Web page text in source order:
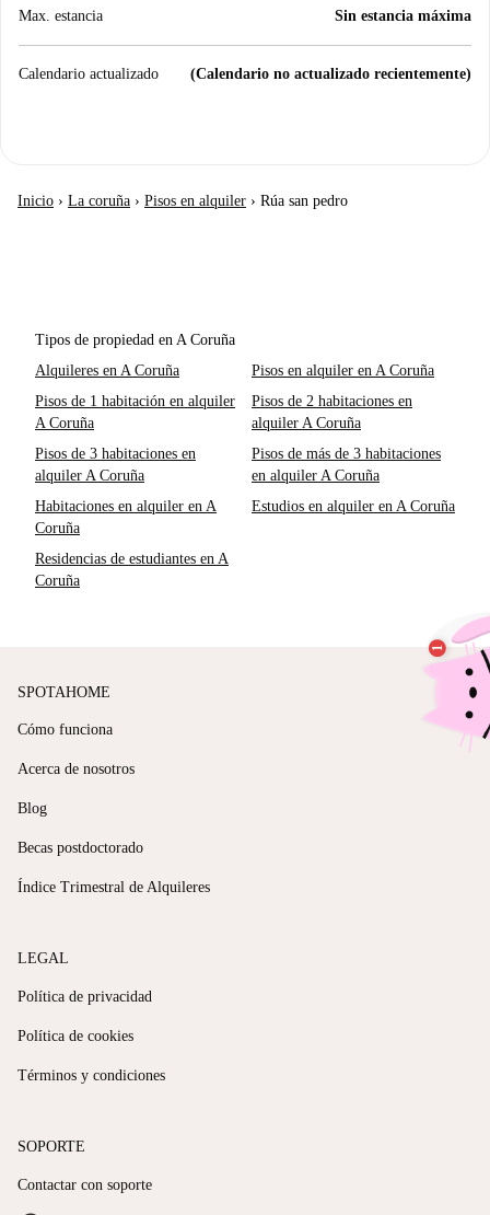
Max. estancia Sin estancia máxima
Calendario actualizado (Calendario no actualizado recientemente)
Inicio › La coruña › Pisos en alquiler › Rúa san pedro
Tipos de propiedad en A Coruña
Alquileres en A Coruña
Pisos en alquiler en A Coruña
Pisos de 1 habitación en alquiler
A Coruña
Pisos de 2 habitaciones en
alquiler A Coruña
Pisos de 3 habitaciones en
alquiler A Coruña
Pisos de más de 3 habitaciones
en alquiler A Coruña
Habitaciones en alquiler en A
Coruña
Estudios en alquiler en A Coruña
Residencias de estudiantes en A
Coruña
SPOTAHOME
Cómo funciona
Acerca de nosotros
Blog
Becas postdoctorado
Índice Trimestral de Alquileres
LEGAL
Política de privacidad
Política de cookies
Términos y condiciones
SOPORTE
Contactar con soporte